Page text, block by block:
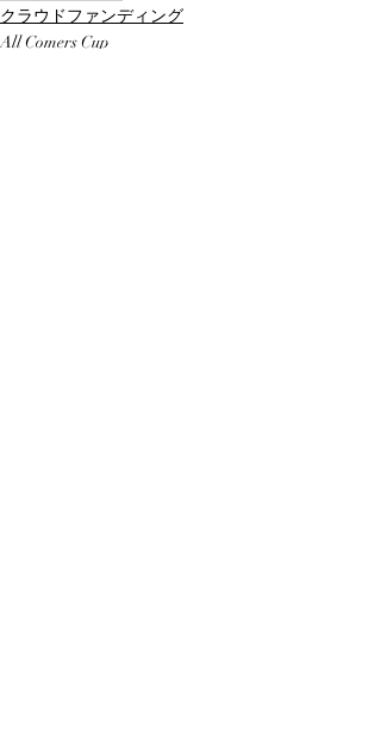
クラウドファンディング
All Comers Cup